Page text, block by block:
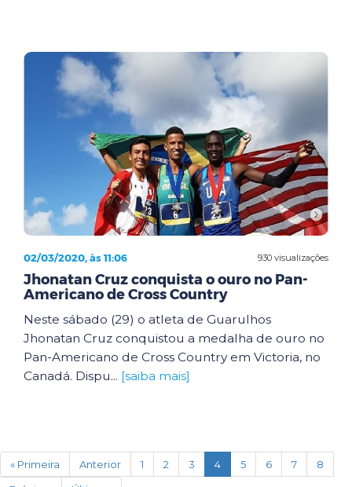
930 visualizações
02/03/2020, às 11:06
Jhonatan Cruz conquista o ouro no Pan-
Americano de Cross Country
Neste sábado (29) o atleta de Guarulhos
Jhonatan Cruz conquistou a medalha de ouro no
Pan-Americano de Cross Country em Victoria, no
Canadá. Dispu... [saiba mais]
« Primeira Anterior 1 2 3 4(current)
5 6 7
8